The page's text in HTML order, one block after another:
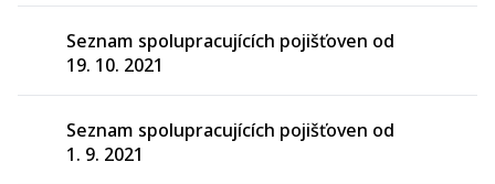
Seznam spolupracujících pojišťoven od
19. 10. 2021
Seznam spolupracujících pojišťoven od
1. 9. 2021